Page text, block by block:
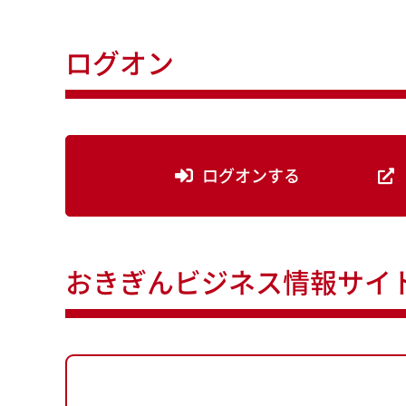
ログオン
ログオンする
おきぎんビジネス情報サイ